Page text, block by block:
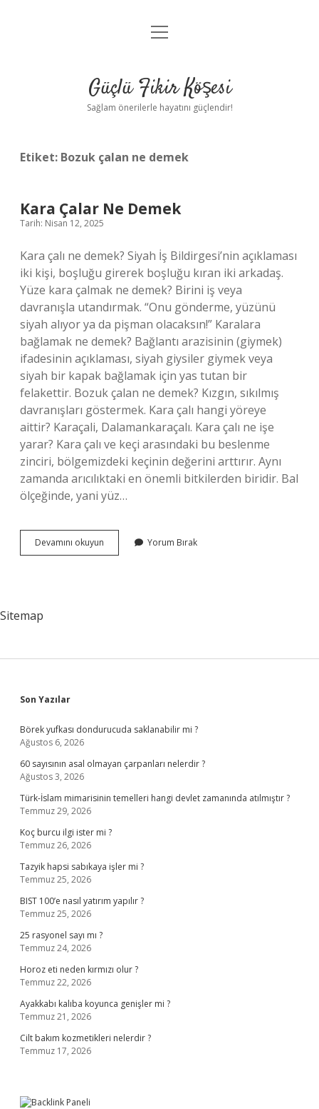
Anasayfa
Yasal Uyarı
menüyü
Güçlü Fikir Köşesi
Sağlam önerilerle hayatını güçlendir!
Etiket: Bozuk çalan ne demek
Kara Çalar Ne Demek
Tarih: Nisan 12, 2025
Kara çalı ne demek? Siyah İş Bildirgesi’nin açıklaması
iki kişi, boşluğu girerek boşluğu kıran iki arkadaş.
Yüze kara çalmak ne demek? Birini iş veya
davranışla utandırmak. “Onu gönderme, yüzünü
siyah alıyor ya da pişman olacaksın!” Karalara
bağlamak ne demek? Bağlantı arazisinin (giymek)
ifadesinin açıklaması, siyah giysiler giymek veya
siyah bir kapak bağlamak için yas tutan bir
felakettir. Bozuk çalan ne demek? Kızgın, sıkılmış
davranışları göstermek. Kara çalı hangi yöreye
aittir? Karaçali, Dalamankaraçalı. Kara çalı ne işe
yarar? Kara çalı ve keçi arasındaki bu beslenme
zinciri, bölgemizdeki keçinin değerini arttırır. Aynı
zamanda arıcılıktaki en önemli bitkilerden biridir. Bal
ölçeğinde, yani yüz…
Devamını okuyun
Çalar
Yorum Bırak
Sitemap
Sidebar
Son Yazılar
Börek yufkası dondurucuda saklanabilir mi ?
Ağustos 6, 2026
60 sayısının asal olmayan çarpanları nelerdir ?
Ağustos 3, 2026
Türk-İslam mimarisinin temelleri hangi devlet zamanında atılmıştır ?
Temmuz 29, 2026
Koç burcu ilgi ister mi ?
Temmuz 26, 2026
Tazyik hapsi sabıkaya işler mi ?
Temmuz 25, 2026
BIST 100’e nasıl yatırım yapılır ?
Temmuz 25, 2026
25 rasyonel sayı mı ?
Temmuz 24, 2026
Horoz eti neden kırmızı olur ?
Temmuz 22, 2026
Ayakkabı kalıba koyunca genişler mi ?
Temmuz 21, 2026
Cilt bakım kozmetikleri nelerdir ?
Temmuz 17, 2026